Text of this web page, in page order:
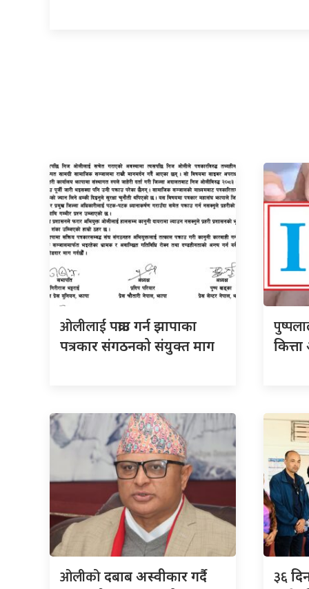
ओलीलाईपक्राउ गर्न झापाका
पत्रकार संगठनको संयुक्त माग
ओलीकोदबाब अस्वीकार गर्दै
३६